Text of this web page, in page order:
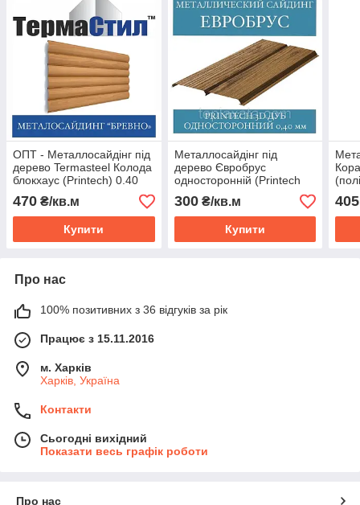
ОПТ - Металлосайдінг під
дерево Termasteel Колода
блокхаус (Printech) 0.40
мм
470 ₴/кв.м
Купити
Металлосайдінг під
дерево Євробрус
односторонній (Printech
3D дуб, 0,40 мм)
300₴/кв.м
Купити
405
Про нас
100% позитивних з 36 відгуків за рік
Працює з 15.11.2016
м. Харків
Харків, Україна
Контакти
Сьогодні вихідний
Показати весь графік роботи
Про нас